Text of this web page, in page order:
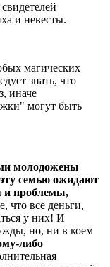
и невесты.
магических
знать, что
иначе
могут быть
молодожены
семью ожидают
и проблемы,
что все деньги,
у них! И
но, ни в коем
либо